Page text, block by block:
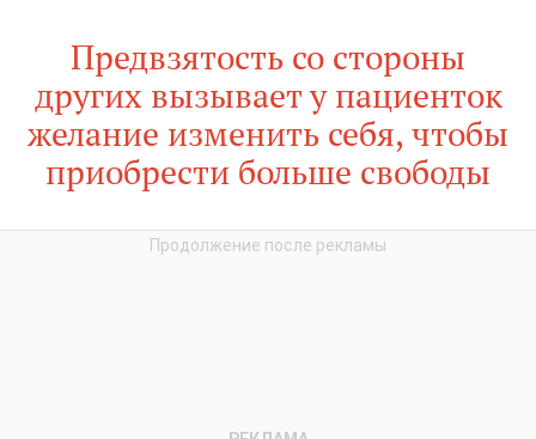
Предвзятость со стороны
других вызывает у пациенток
желание изменить себя, чтобы
приобрести больше свободы